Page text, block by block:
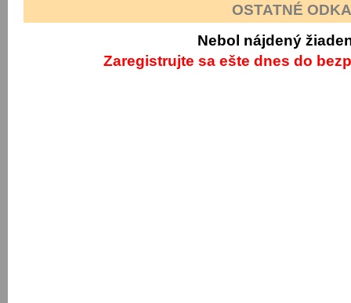
OSTATNÉ
Nebol nájdený
Zaregistrujte sa ešte dnes do